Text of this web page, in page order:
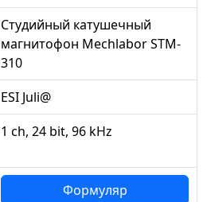
Студийный катушечный
магнитофон Mechlabor STM-
310
ESI Juli@
1 ch, 24 bit, 96 kHz
Формуляр